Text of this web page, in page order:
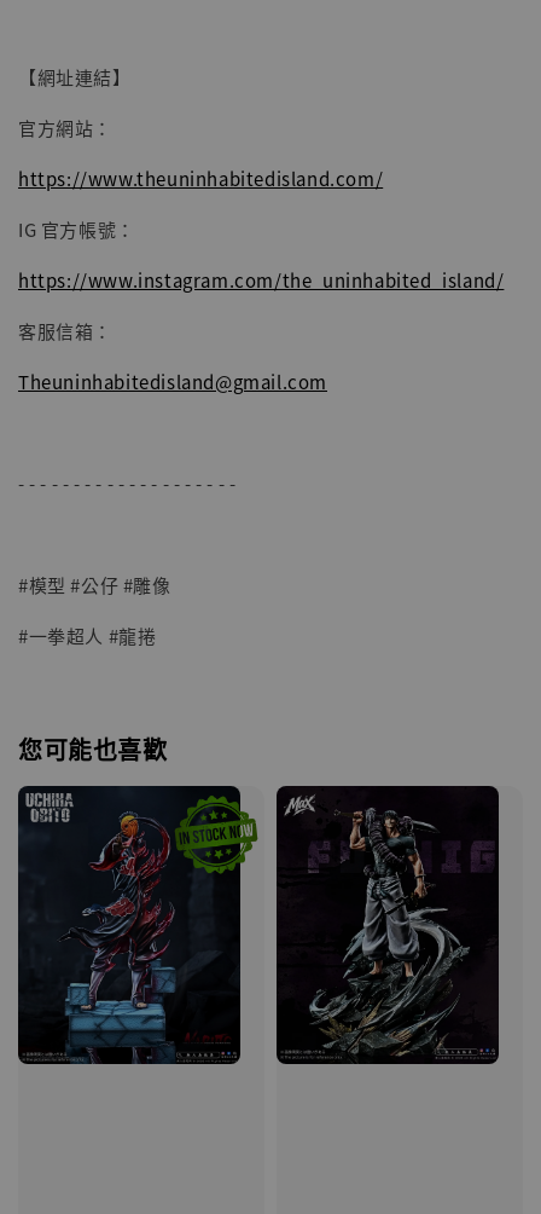
【網址連結】
官方網站：
https://www.theuninhabitedisland.com/
IG 官方帳號：
https://www.instagram.com/the_uninhabited_island/
客服信箱：
Theuninhabitedisland@gmail.com
- - - - - - - - - - - - - - - - - - - -
#模型 #公仔 #雕像
#一拳超人 #龍捲
您可能也喜歡